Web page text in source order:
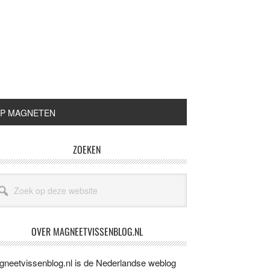
MAGNETEN
ZOEKEN
OVER MAGNEETVISSENBLOG.NL
is de Nederlandse weblog